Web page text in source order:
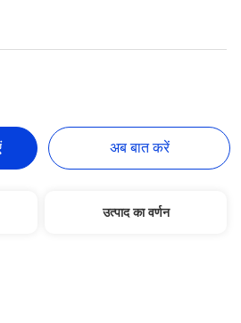
अब बात करें
उत्पाद का वर्णन